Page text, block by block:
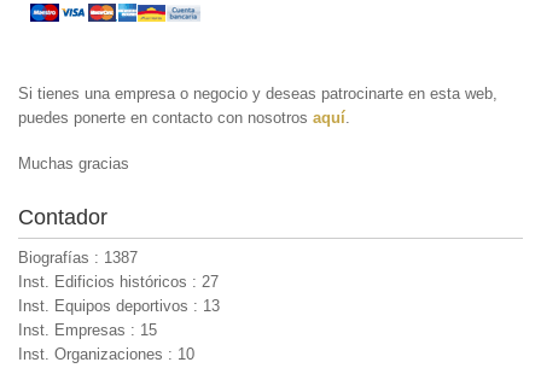
Si tienes una empresa o negocio y deseas patrocinarte en esta web,
puedes ponerte en contacto con nosotros aquí.
Muchas gracias
Contador
Biografías : 1387
Inst. Edificios históricos : 27
Inst. Equipos deportivos : 13
Inst. Empresas : 15
Inst. Organizaciones : 10